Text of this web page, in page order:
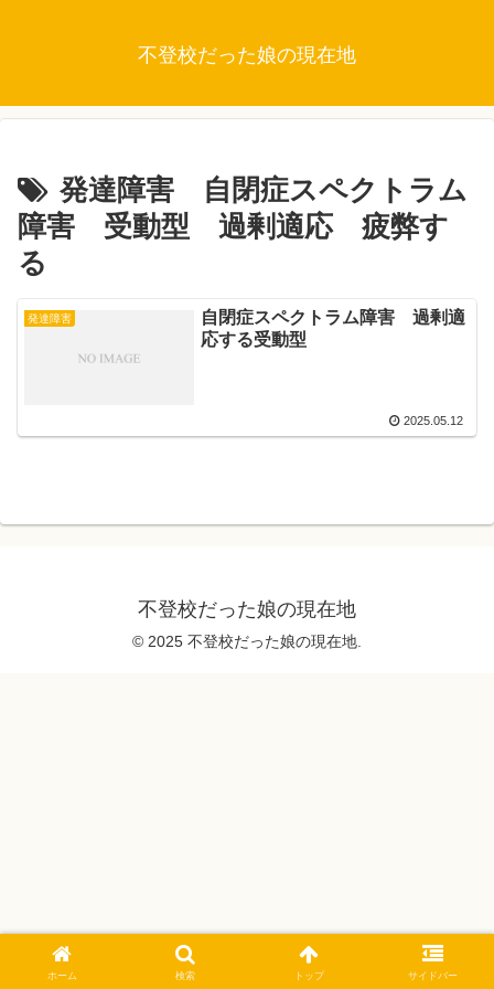
不登校だった娘の現在地
発達障害 自閉症スペクトラム
障害 受動型 過剰適応 疲弊す
る
発達障害
自閉症スペクトラム障害 過剰適
応する受動型
2025.05.12
不登校だった娘の現在地
© 2025 不登校だった娘の現在地.
ホーム 検索 トップ サイドバー